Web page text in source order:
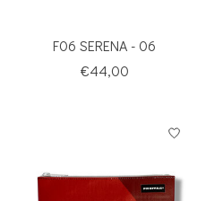
F06 SERENA - 06
€44,00